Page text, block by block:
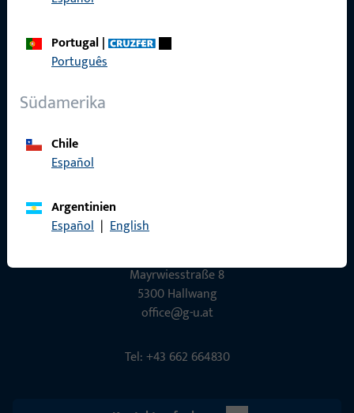
Portugal|
Português
Südamerika
Chile
Español
Argentinien
Español | English
Service
Mayrwies­straße 8
5300 Hall­wang
office@g-u.at
Tel: +43 662 664830